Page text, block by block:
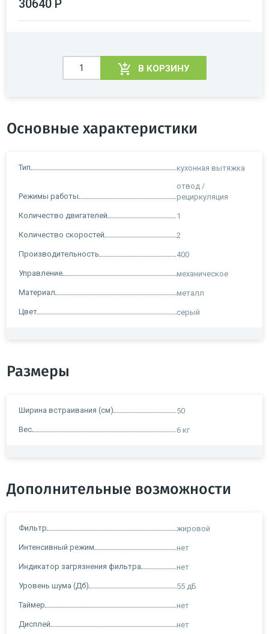
30640 Р
В КОРЗИНУ
Основные характеристики
Тип кухонная вытяжка
Режимы работы
отвод /
рециркуляция
Количество двигателей 1
Количество скоростей 2
Производительность 400
Управление механическое
Материал металл
Цвет серый
Размеры
Ширина встраивания (см) 50
Вес 6 кг
Дополнительные возможности
Фильтр жировой
Интенсивный режим нет
Индикатор загрязнения фильтра нет
Уровень шума (Дб) 55 дБ
Таймер нет
Дисплей нет